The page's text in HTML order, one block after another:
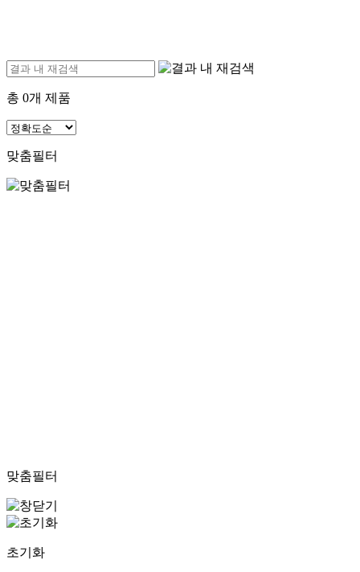
총 0개 제품
맞춤필터
맞춤필터
초기화